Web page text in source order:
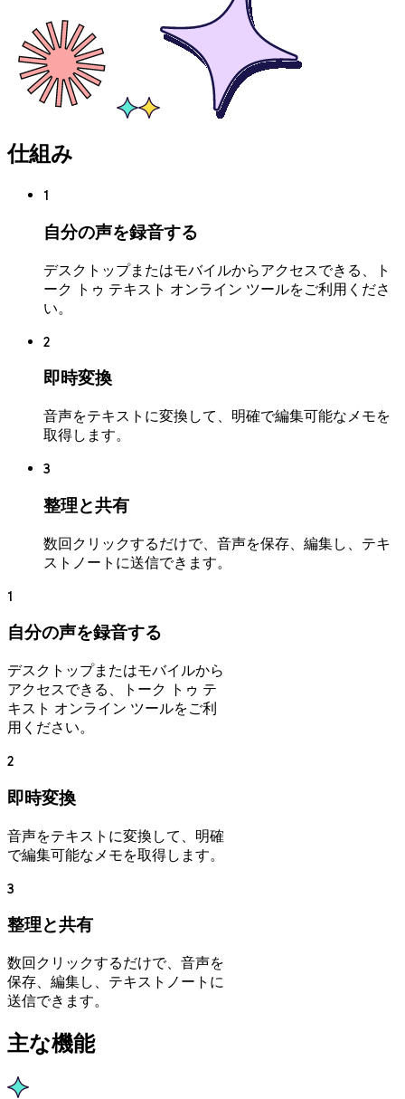
仕組み
1
自分の声を録音する
デスクトップまたはモバイルからアクセスできる、ト
ーク トゥ テキスト オンライン ツールをご利用くださ
い。
2
即時変換
音声をテキストに変換して、明確で編集可能なメモを
取得します。
3
整理と共有
数回クリックするだけで、音声を保存、編集し、テキ
ストノートに送信できます。
1
自分の声を録音する
デスクトップまたはモバイルから
アクセスできる、トーク トゥ テ
キスト オンライン ツールをご利
用ください。
2
即時変換
音声をテキストに変換して、明確
で編集可能なメモを取得します。
3
整理と共有
数回クリックするだけで、音声を
保存、編集し、テキストノートに
送信できます。
主な機能